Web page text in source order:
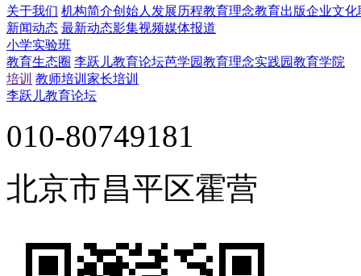
关于我们 机构简介创始人 发展历程教育理念教育出版企业文化
新闻动态 最新动态影集视频媒体报道
小学实验班
教育生态圈 李跃儿教育论坛芭学园教育理念实践园教育学院
培训 教师培训 家长培训
李跃儿教育论坛
010-80749181
北京市昌平区霍营